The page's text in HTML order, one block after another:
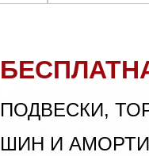
ПОДВЕСКИ,
ШИН И